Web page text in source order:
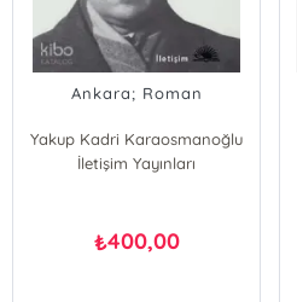
Ankara; Roman
Yakup Kadri Karaosmanoğlu
İletişim Yayınları
₺400,00